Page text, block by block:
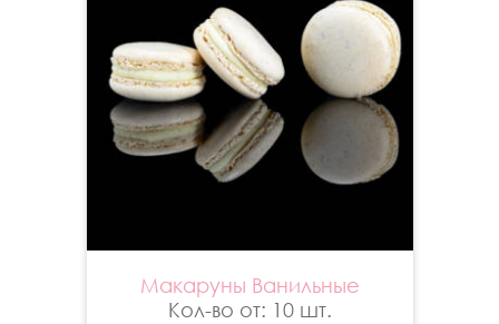
Макаруны Ванильные
Кол-во от: 10 шт.